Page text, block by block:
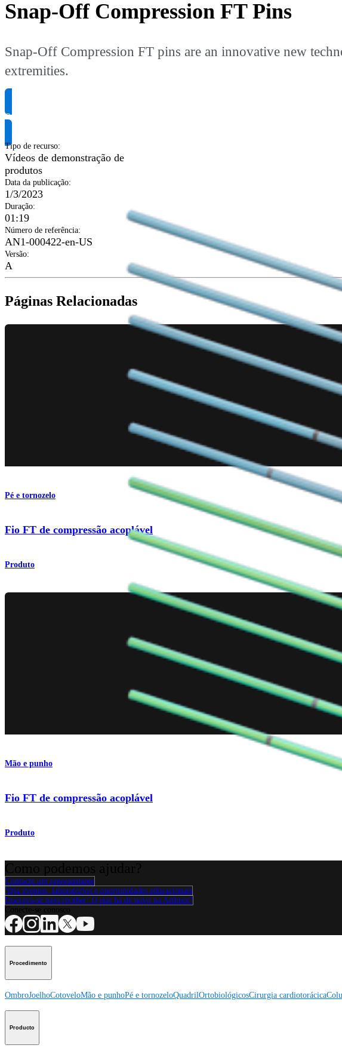
Snap-Off Compression FT Pins
Snap-Off Compression FT pins are an innovative new
extremities.
Solicite informação do produto
Tipo de recurso:
Vídeos de demonstração de
produtos
Data da publicação:
1/3/2023
Duração:
01:19
Número de referência:
AN1-000422-en-US
Versão:
A
Páginas Relacionadas
Pé e tornozelo
Fio FT de compressão acoplável
Produto
Mão e punho
Fio FT de compressão acoplável
Produto
Contacte um representante
Veja eventos, laboratórios e oportunidades educacionais
Inscreva-se para receber: O que há de novo na Arthrex?
Procedimento
OmbroJoelhoCotoveloMão e punhoPé e tornozeloQuadrilOrtobiológicosCirurgia cardiotorácica
Producto